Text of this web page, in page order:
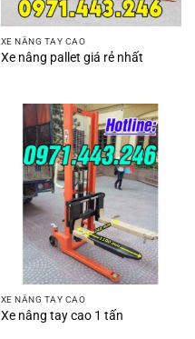
XE NÂNG TAY CAO
Xe nâng pallet giá rẻ nhất
XE NÂNG TAY CAO
Xe nâng tay cao 1 tấn